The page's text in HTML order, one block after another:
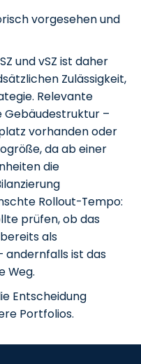
vorgesehen und
und vSZ ist daher
Zulässigkeit,
Relevante
Gebäudestruktur –
vorhanden oder
da ab einer
die
Rollout-Tempo:
prüfen, ob das
als
ist das
Weg.
Entscheidung
Portfolios.